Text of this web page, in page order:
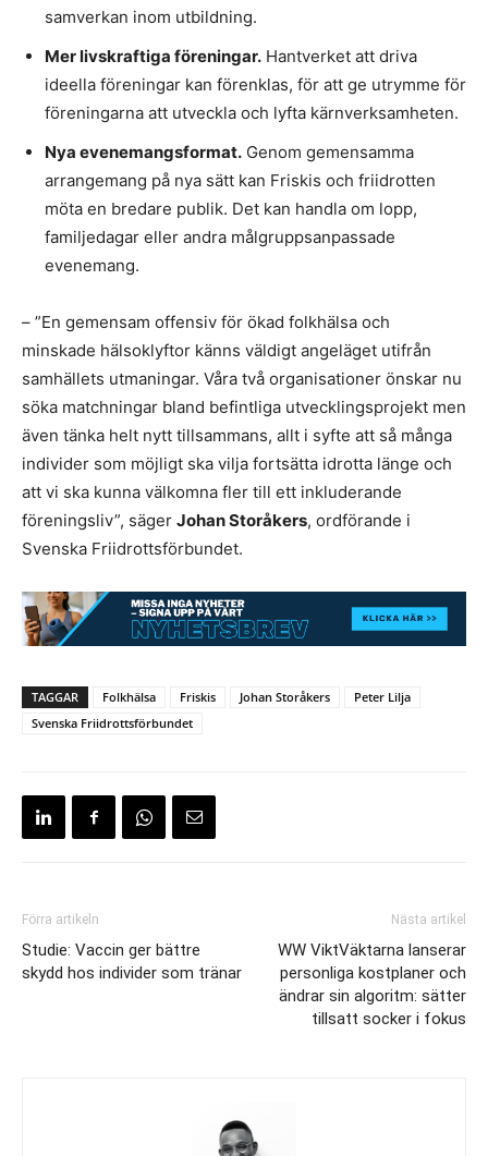
samverkan inom utbildning.
Mer livskraftiga föreningar. Hantverket att driva
ideella föreningar kan förenklas, för att ge utrymme för
föreningarna att utveckla och lyfta kärnverksamheten.
Nya evenemangsformat. Genom gemensamma
arrangemang på nya sätt kan Friskis och friidrotten
möta en bredare publik. Det kan handla om lopp,
familjedagar eller andra målgruppsanpassade
evenemang.
– ”En gemensam offensiv för ökad folkhälsa och
minskade hälsoklyftor känns väldigt angeläget utifrån
samhällets utmaningar. Våra två organisationer önskar nu
söka matchningar bland befintliga utvecklingsprojekt men
även tänka helt nytt tillsammans, allt i syfte att så många
individer som möjligt ska vilja fortsätta idrotta länge och
att vi ska kunna välkomna fler till ett inkluderande
föreningsliv”, säger Johan Storåkers, ordförande i
Svenska Friidrottsförbundet.
TAGGAR Folkhälsa Friskis Johan Storåkers
Peter Lilja
Svenska Friidrottsförbundet
Förra artikeln
Studie: Vaccin ger bättre
skydd hos individer som tränar
Nästa artikel
WW ViktVäktarna lanserar
personliga kostplaner och
ändrar sin algoritm: sätter
tillsatt socker i fokus